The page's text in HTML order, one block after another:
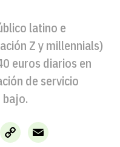
latino e
Z y millennials)
euros diarios en
de servicio
Copy
Link
Email